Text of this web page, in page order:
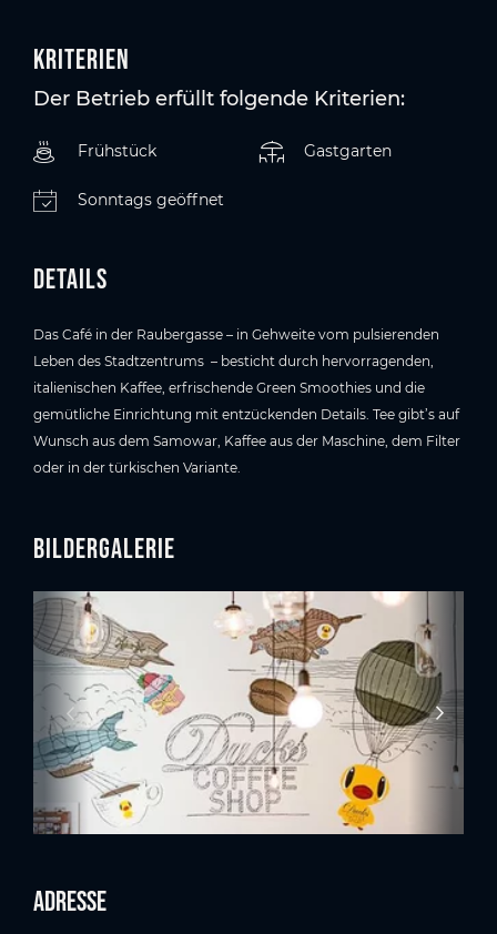
Kriterien
Der Betrieb erfüllt folgende Kriterien:
Frühstück Gastgarten
Sonntags geöffnet
Details
Das Café in der Raubergasse – in Gehweite vom pulsierenden
Leben des Stadtzentrums – besticht durch hervorragenden,
italienischen Kaffee, erfrischende Green Smoothies und die
gemütliche Einrichtung mit entzückenden Details. Tee gibt’s auf
Wunsch aus dem Samowar, Kaffee aus der Maschine, dem Filter
oder in der türkischen Variante.
Bildergalerie
Adresse